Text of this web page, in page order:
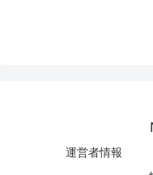
運営者情報